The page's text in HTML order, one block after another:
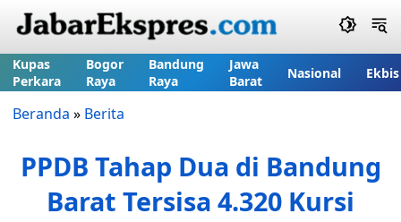
Kupas
Perkara
Bogor
Raya
Bandung
Raya
Jawa
Barat
Nasional Ekbis
Beranda » Berita
PPDB Tahap Dua di Bandung
Barat Tersisa 4.320 Kursi